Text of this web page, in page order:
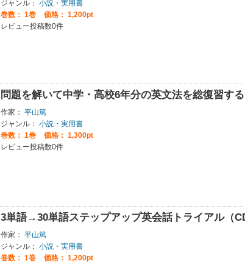
ジャンル： 小説・実用書
巻数： 1巻
価格： 1,200pt
レビュー投稿数0件
問題を解いて中学・高校6年分の英文法を総復習する
作家： 平山篤
ジャンル： 小説・実用書
巻数： 1巻
価格： 1,300pt
レビュー投稿数0件
3単語→30単語ステップアップ英会話トライアル（
作家： 平山篤
ジャンル： 小説・実用書
巻数： 1巻
価格： 1,200pt